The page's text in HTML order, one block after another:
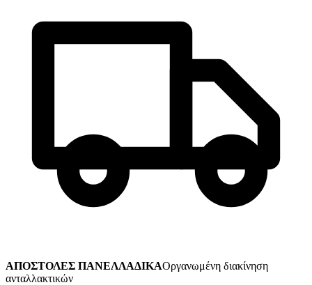
ΑΠΟΣΤΟΛΕΣ ΠΑΝΕΛΛΑΔΙΚΑΟργανωμένη διακίνηση
ανταλλακτικών